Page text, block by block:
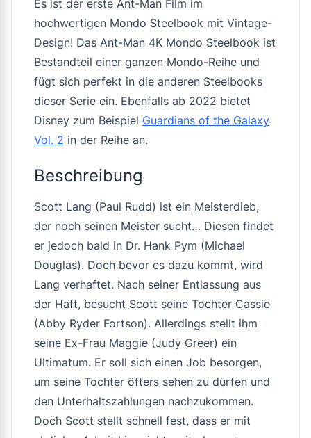
Es ist der erste Ant-Man Film im
hochwertigen Mondo Steelbook mit Vintage-
Design! Das Ant-Man 4K Mondo Steelbook ist
Bestandteil einer ganzen Mondo-Reihe und
fügt sich perfekt in die anderen Steelbooks
dieser Serie ein. Ebenfalls ab 2022 bietet
Disney zum Beispiel Guardians of the Galaxy
Vol. 2 in der Reihe an.
Beschreibung
Scott Lang (Paul Rudd) ist ein Meisterdieb,
der noch seinen Meister sucht… Diesen findet
er jedoch bald in Dr. Hank Pym (Michael
Douglas). Doch bevor es dazu kommt, wird
Lang verhaftet. Nach seiner Entlassung aus
der Haft, besucht Scott seine Tochter Cassie
(Abby Ryder Fortson). Allerdings stellt ihm
seine Ex-Frau Maggie (Judy Greer) ein
Ultimatum. Er soll sich einen Job besorgen,
um seine Tochter öfters sehen zu dürfen und
den Unterhaltszahlungen nachzukommen.
Doch Scott stellt schnell fest, dass er mit